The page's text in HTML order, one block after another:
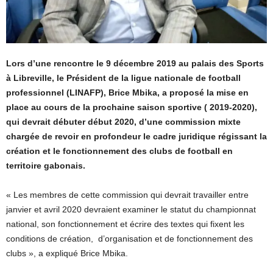
Lors d’une rencontre le 9 décembre 2019 au palais des Sports
à Libreville, le Président de la ligue nationale de football
professionnel (LINAFP), Brice Mbika, a proposé la mise en
place au cours de la prochaine saison sportive ( 2019-2020),
qui devrait débuter début 2020, d’une commission mixte
chargée de revoir en profondeur le cadre juridique régissant la
création et le fonctionnement des clubs de football en
territoire gabonais.
« Les membres de cette commission qui devrait travailler entre
janvier et avril 2020 devraient examiner le statut du championnat
national, son fonctionnement et écrire des textes qui fixent les
conditions de création, d’organisation et de fonctionnement des
clubs », a expliqué Brice Mbika.